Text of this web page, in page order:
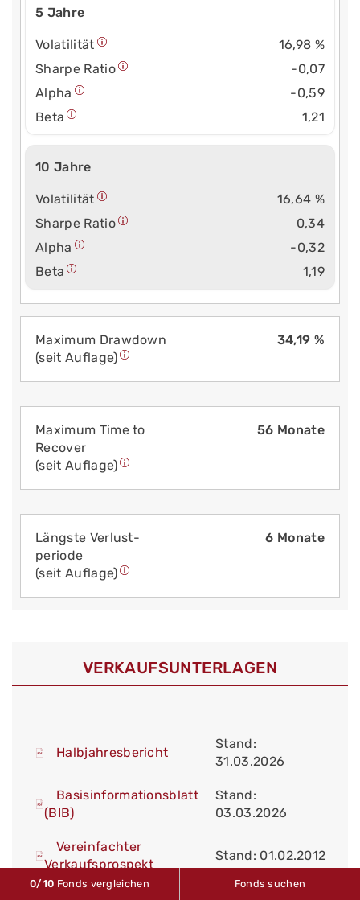
5 Jahre
Volatilität
16,98 %
Sharpe Ratio
-0,07
Alpha
-0,59
Beta
1,21
10 Jahre
Volatilität
16,64 %
Sharpe Ratio
0,34
Alpha
-0,32
Beta
1,19
Maximum Drawdown
(seit Auflage)
34,19 %
Maximum Time to
Recover
(seit Auflage)
56 Monate
Längste Verlust­
periode
(seit Auflage)
6 Monate
VERKAUFS­UNTERLAGEN
Halbjahresbericht
Stand:
31.03.2026
Basisinformationsblatt
(BIB)
Stand:
03.03.2026
Vereinfachter
Verkaufsprospekt
Stand: 01.02.2012
0/10 Fonds vergleichen Fonds suchen